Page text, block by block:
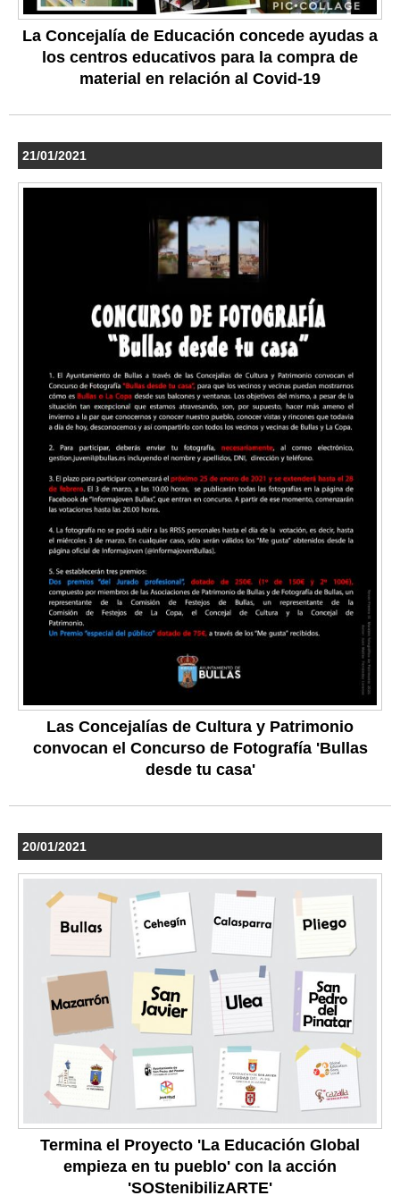
La Concejalía de Educación concede ayudas a
los centros educativos para la compra de
material en relación al Covid-19
21/01/2021
Las Concejalías de Cultura y Patrimonio
convocan el Concurso de Fotografía 'Bullas
desde tu casa'
20/01/2021
Termina el Proyecto 'La Educación Global
empieza en tu pueblo' con la acción
'SOStenibilizARTE'